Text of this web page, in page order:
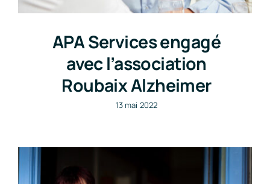
APA Services engagé
avec l’association
Roubaix Alzheimer
13 mai 2022